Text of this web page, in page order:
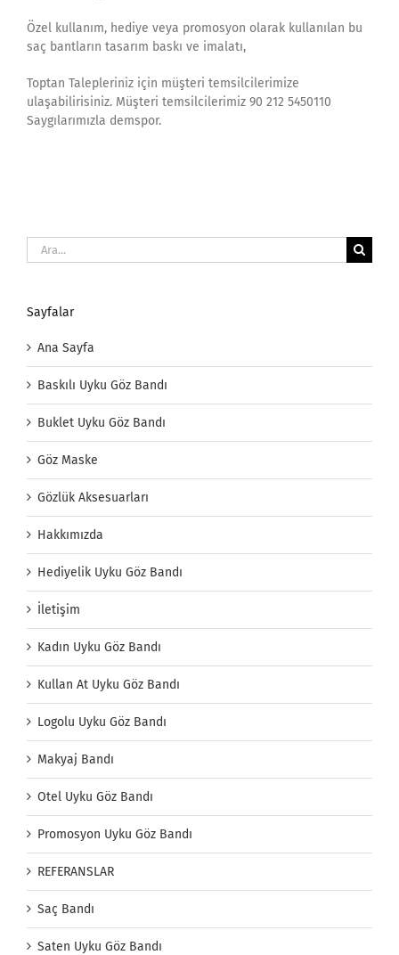
Özel kullanım, hediye veya promosyon olarak kullanılan bu
saç bantların tasarım baskı ve imalatı,
Toptan Talepleriniz için müşteri temsilcilerimize
ulaşabilirisiniz. Müşteri temsilcilerimiz 90 212 5450110
Saygılarımızla demspor.
Ara:
Sayfalar
Ana Sayfa
Baskılı Uyku Göz Bandı
Buklet Uyku Göz Bandı
Göz Maske
Gözlük Aksesuarları
Hakkımızda
Hediyelik Uyku Göz Bandı
İletişim
Kadın Uyku Göz Bandı
Kullan At Uyku Göz Bandı
Logolu Uyku Göz Bandı
Makyaj Bandı
Otel Uyku Göz Bandı
Promosyon Uyku Göz Bandı
REFERANSLAR
Saç Bandı
Saten Uyku Göz Bandı